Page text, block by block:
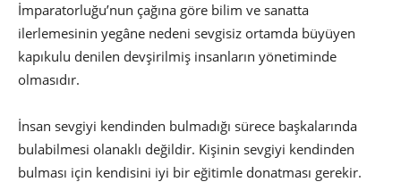
İmparatorluğu’nun çağına göre bilim ve sanatta
ilerlemesinin yegâne nedeni sevgisiz ortamda büyüyen
kapıkulu denilen devşirilmiş insanların yönetiminde
olmasıdır.
İnsan sevgiyi kendinden bulmadığı sürece başkalarında
bulabilmesi olanaklı değildir. Kişinin sevgiyi kendinden
bulması için kendisini iyi bir eğitimle donatması gerekir.